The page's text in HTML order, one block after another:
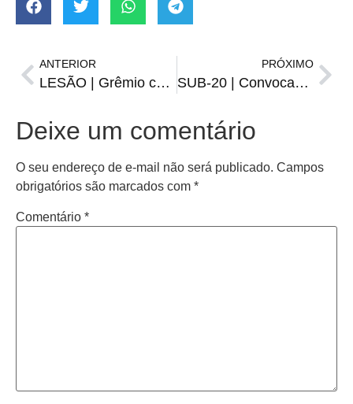
ANTERIOR
LESÃO | Grêmio confirma que Geromel passará por cirurgia
PRÓXIMO
SUB-20 | Convocados do Brasil para o Sul-Americano
Deixe um comentário
O seu endereço de e-mail não será publicado. Campos
obrigatórios são marcados com *
Comentário *